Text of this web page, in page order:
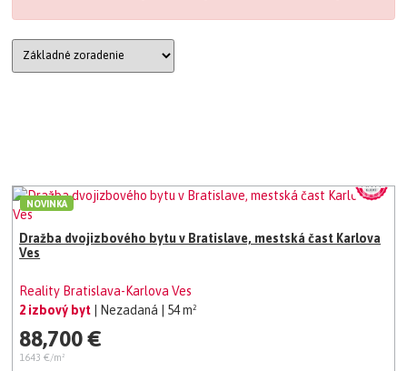
Dražba dvojizbového bytu v Bratislave, mestská čast Karlova
Ves
Reality Bratislava-Karlova Ves
2 izbový byt
| Nezadaná | 54 m²
88,700 €
1643 €/m²
NOVINKA